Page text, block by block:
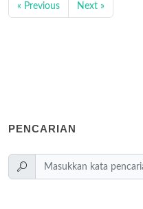
« Previous Next »
PENCARIAN